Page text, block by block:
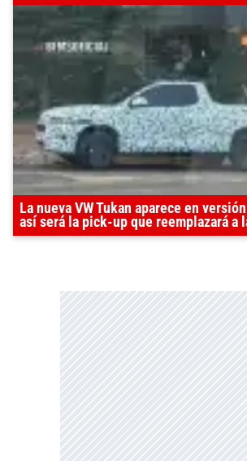
La nueva VW Tukan aparece en
así será la pick-up que reemplazará a